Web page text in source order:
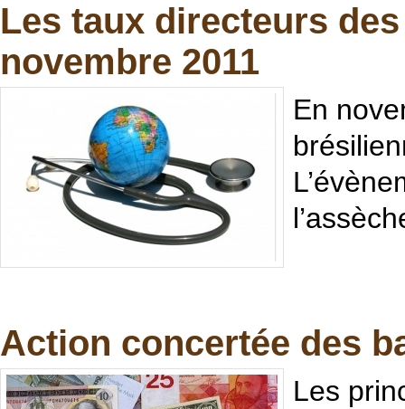
Les taux directeurs
novembre 2011
En
Action concertée des
Les